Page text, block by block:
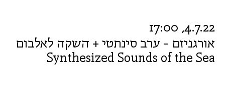
אורגניזם - ערב סינתטי + השקה לאלבום
Synthesized Sounds of the Sea
4.7.22, 17:00